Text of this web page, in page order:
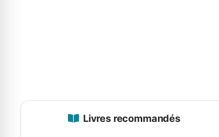
Livres recommandés